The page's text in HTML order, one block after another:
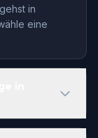
in
eine